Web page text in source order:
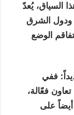
السياق، يُعدّ
ودول الشرق
الوضع
ففي
فعّالة،
على